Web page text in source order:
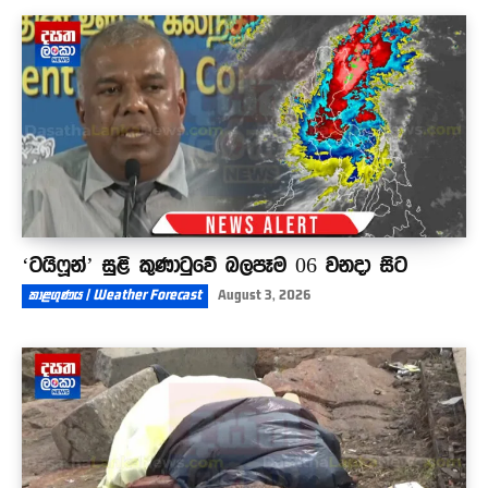
බලන්නකෝ - මොකක්ද ඒ බිමට වැටුණේ ?
01:19
‘ටයිෆූන්’ සුළි කුණාටුවේ බලපෑම 06 වනදා සිට
කාළගුණය | Weather Forecast August 3, 2026